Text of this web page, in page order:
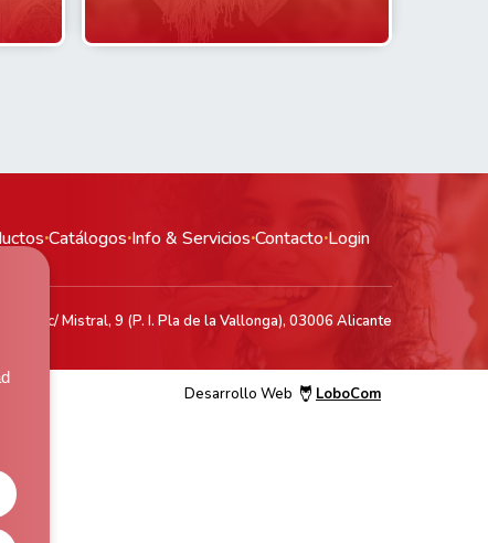
·Catálogos·Info & Servicios·Contacto·Login
c/ Mistral, 9 (P. I. Pla de la Vallonga), 03006 Alicante
Desarrollo Web LoboCom